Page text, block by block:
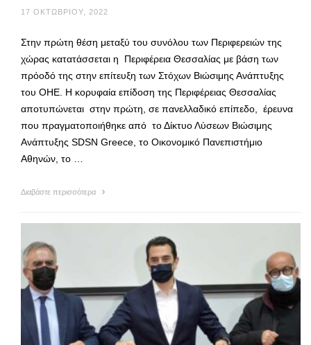
17 ΟΚΤΩΒΡΊΟΥ, 2022
Στην πρώτη θέση μεταξύ του συνόλου των Περιφερειών της
χώρας κατατάσσεται η Περιφέρεια Θεσσαλίας με βάση των
πρόοδό της στην επίτευξη των Στόχων Βιώσιμης Ανάπτυξης
του ΟΗΕ. Η κορυφαία επίδοση της Περιφέρειας Θεσσαλίας
αποτυπώνεται στην πρώτη, σε πανελλαδικό επίπεδο, έρευνα
που πραγματοποιήθηκε από το Δίκτυο Λύσεων Βιώσιμης
Ανάπτυξης SDSN Greece, το Οικονομικό Πανεπιστήμιο
Αθηνών, το …
Διαβάστε περισσότερα